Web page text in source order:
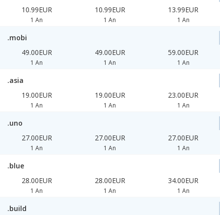
10.99EUR
1 An
10.99EUR
1 An
13.99EUR
1 An
.mobi
49.00EUR
1 An
49.00EUR
1 An
59.00EUR
1 An
.asia
19.00EUR
1 An
19.00EUR
1 An
23.00EUR
1 An
.uno
27.00EUR
1 An
27.00EUR
1 An
27.00EUR
1 An
.blue
28.00EUR
1 An
28.00EUR
1 An
34.00EUR
1 An
.build